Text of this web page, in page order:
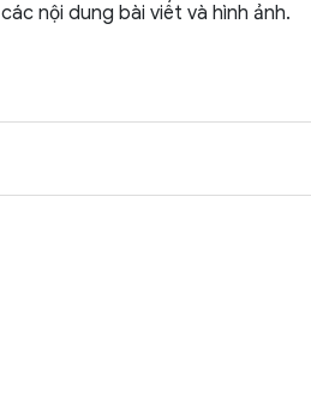
các nội dung bài viết và hình ảnh.